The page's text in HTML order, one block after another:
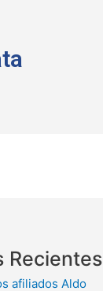
Recientes
afiliados Aldo